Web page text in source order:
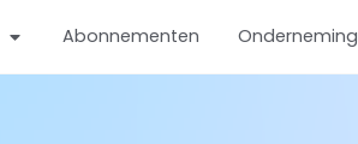
Abonnementen Onderneming